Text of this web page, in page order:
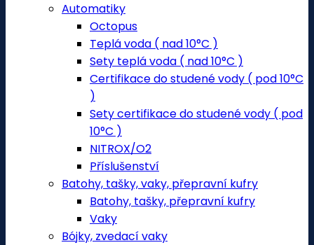
Automatiky
Octopus
Teplá voda ( nad 10°C )
Sety teplá voda ( nad 10°C )
Certifikace do studené vody ( pod 10°C
)
Sety certifikace do studené vody ( pod
10°C )
NITROX/O2
Příslušenství
Batohy, tašky, vaky, přepravní kufry
Batohy, tašky, přepravní kufry
Vaky
Bójky, zvedací vaky